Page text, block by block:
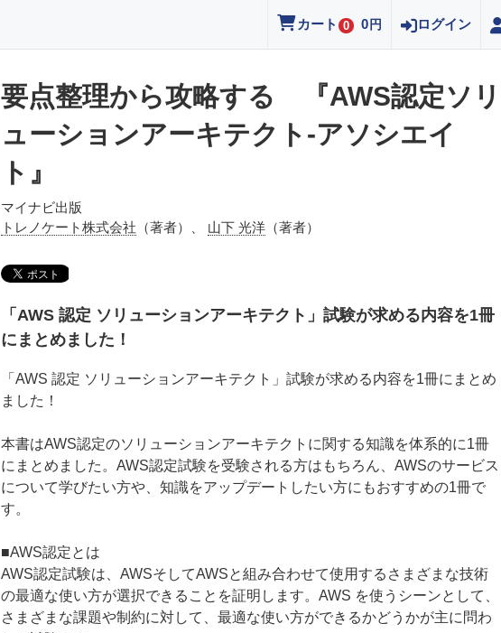
カート 0 0 円 ログイン
要点整理から攻略する 『AWS認定ソリ
ューションアーキテクト-アソシエイ
ト』
マイナビ出版
トレノケート株式会社 （著者）、 山下 光洋 （著者）
「AWS 認定 ソリューションアーキテクト」試験が求める内容を1冊
にまとめました！
「AWS 認定 ソリューションアーキテクト」試験が求める内容を1冊にまとめ
ました！
本書はAWS認定のソリューションアーキテクトに関する知識を体系的に1冊
にまとめました。AWS認定試験を受験される方はもちろん、AWSのサービス
について学びたい方や、知識をアップデートしたい方にもおすすめの1冊で
す。
■AWS認定とは
AWS認定試験は、AWSそしてAWSと組み合わせて使用するさまざまな技術
の最適な使い方が選択できることを証明します。AWS を使うシーンとして、
さまざまな課題や制約に対して、最適な使い方ができるかどうかが主に問わ